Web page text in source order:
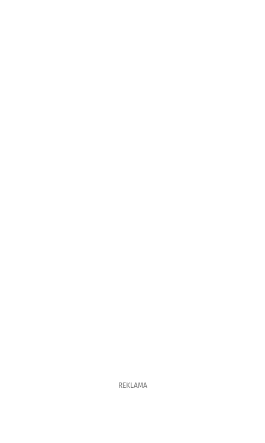
REKLAMA